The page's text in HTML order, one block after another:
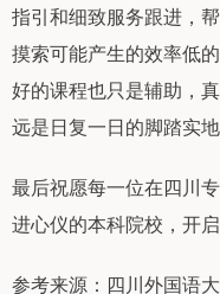
指引和细致服务跟进，
摸索可能产生的效率低
好的课程也只是辅助，
远是日复一日的脚踏实
最后祝愿每一位在四川
进心仪的本科院校，开
参考来源：四川外国语